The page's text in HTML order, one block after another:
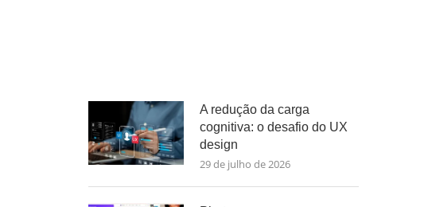
A redução da carga
cognitiva: o desafio do UX
design
29 de julho de 2026